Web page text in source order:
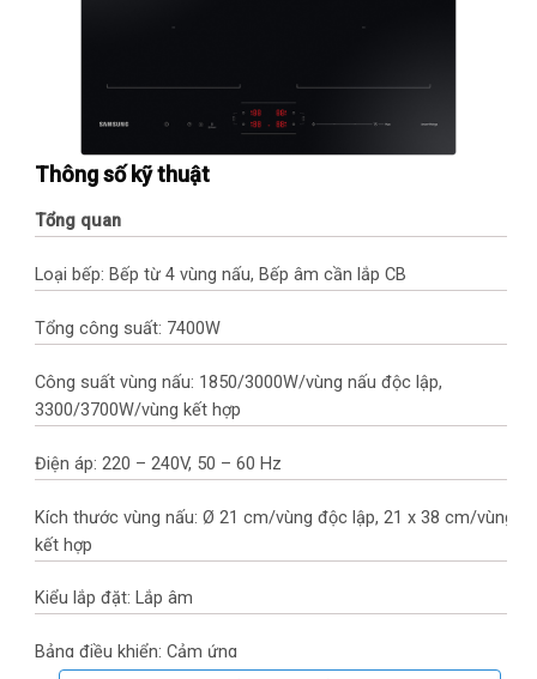
Thông số kỹ thuật
Tổng quan
Loại bếp: Bếp từ 4 vùng nấu, Bếp âm cần lắp CB
Tổng công suất: 7400W
Công suất vùng nấu: 1850/3000W/vùng nấu độc lập,
3300/3700W/vùng kết hợp
Điện áp: 220 – 240V, 50 – 60 Hz
Kích thước vùng nấu: Ø 21 cm/vùng độc lập, 21 x 38 cm/vùng
kết hợp
Kiểu lắp đặt: Lắp âm
Bảng điều khiển: Cảm ứng